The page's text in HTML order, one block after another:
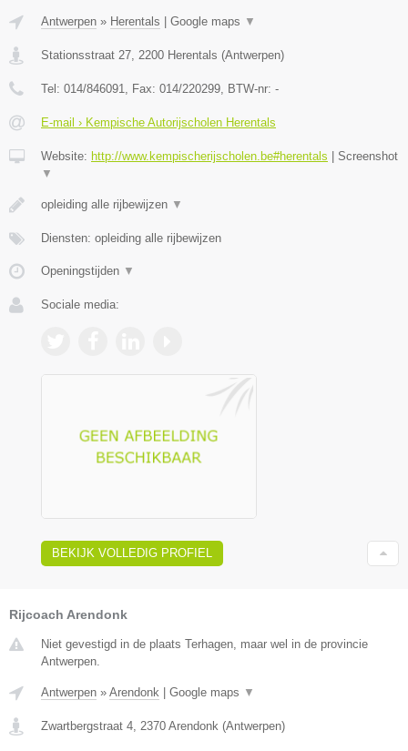
Antwerpen » Herentals Google maps ▼
Stationsstraat 27, 2200 Herentals (Antwerpen)
Tel: 014/846091, Fax: 014/220299, BTW-nr: -
E-mail › Kempische Autorijscholen Herentals
Website: http://www.kempischerijscholen.be#herentals
Screenshot
▼
opleiding alle rijbewijzen ▼
Diensten: opleiding alle rijbewijzen
Openingstijden ▼
Sociale media:
BEKIJK VOLLEDIG PROFIEL
Rijcoach Arendonk
Niet gevestigd in de plaats Terhagen, maar wel in de provincie
Antwerpen.
Antwerpen » Arendonk Google maps ▼
Zwartbergstraat 4 2370 Arendonk (Antwerpen)